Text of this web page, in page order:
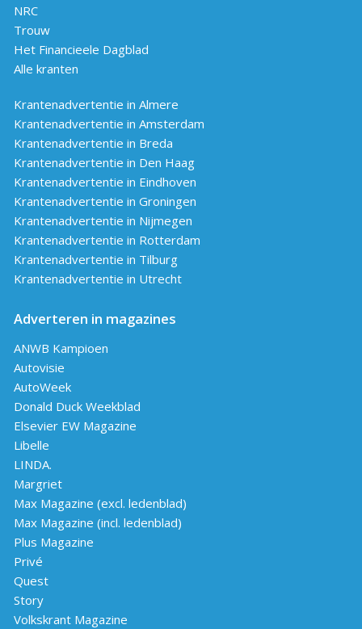
NRC
Trouw
Het Financieele Dagblad
Alle kranten
Krantenadvertentie in Almere
Krantenadvertentie in Amsterdam
Krantenadvertentie in Breda
Krantenadvertentie in Den Haag
Krantenadvertentie in Eindhoven
Krantenadvertentie in Groningen
Krantenadvertentie in Nijmegen
Krantenadvertentie in Rotterdam
Krantenadvertentie in Tilburg
Krantenadvertentie in Utrecht
Adverteren in magazines
ANWB Kampioen
Autovisie
AutoWeek
Donald Duck Weekblad
Elsevier EW Magazine
Libelle
LINDA.
Margriet
Max Magazine (excl. ledenblad)
Max Magazine (incl. ledenblad)
Plus Magazine
Privé
Quest
Story
Volkskrant Magazine